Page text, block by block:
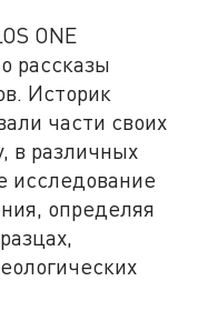
ONE
рассказы
Историк
части своих
в различных
исследование
определяя